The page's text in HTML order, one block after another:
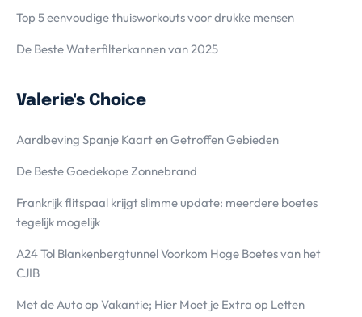
Top 5 eenvoudige thuisworkouts voor drukke mensen
De Beste Waterfilterkannen van 2025
Valerie's Choice
Aardbeving Spanje Kaart en Getroffen Gebieden
De Beste Goedekope Zonnebrand
Frankrijk flitspaal krijgt slimme update: meerdere boetes
tegelijk mogelijk
A24 Tol Blankenbergtunnel Voorkom Hoge Boetes van het
CJIB
Met de Auto op Vakantie; Hier Moet je Extra op Letten